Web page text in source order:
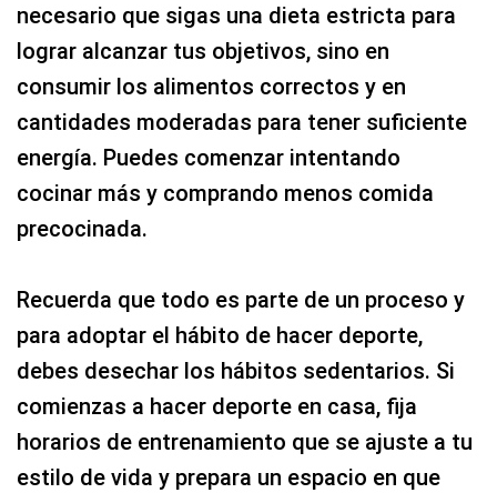
necesario que sigas una dieta estricta para
lograr alcanzar tus objetivos, sino en
consumir los alimentos correctos y en
cantidades moderadas para tener suficiente
energía. Puedes comenzar intentando
cocinar más y comprando menos comida
precocinada.
Recuerda que todo es parte de un proceso y
para adoptar el hábito de hacer deporte,
debes desechar los hábitos sedentarios. Si
comienzas a hacer deporte en casa, fija
horarios de entrenamiento que se ajuste a tu
estilo de vida y prepara un espacio en que